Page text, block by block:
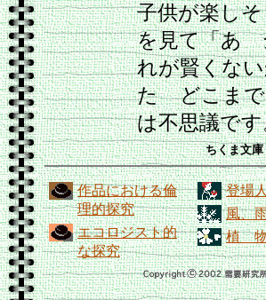
子供が楽し
を見て「あ
れが賢くな
たゞどこま
は不思議で
ちくま文
作品における倫
理的探究
エコロジスト的
な探究
登場
風、
植